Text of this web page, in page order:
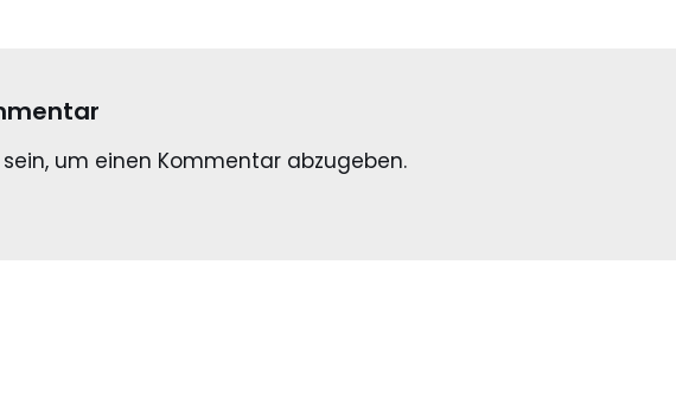
sein, um einen Kommentar abzugeben.